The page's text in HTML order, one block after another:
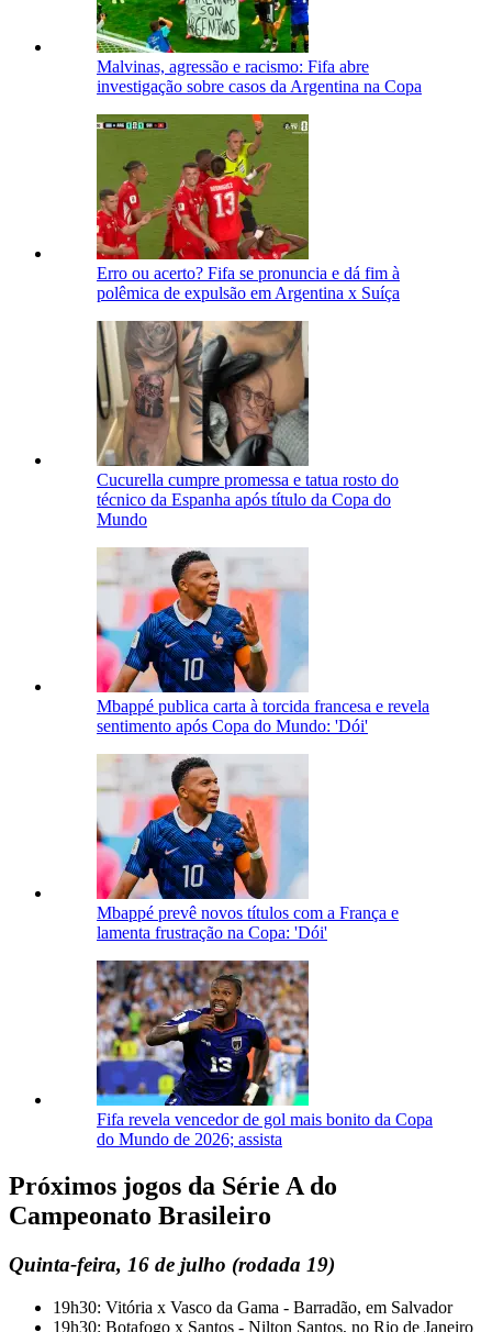
Malvinas, agressão e racismo: Fifa abre
investigação sobre casos da Argentina na Copa
Erro ou acerto? Fifa se pronuncia e dá fim à
polêmica de expulsão em Argentina x Suíça
Cucurella cumpre promessa e tatua rosto do
técnico da Espanha após título da Copa do
Mundo
Mbappé publica carta à torcida francesa e revela
sentimento após Copa do Mundo: 'Dói'
Mbappé prevê novos títulos com a França e
lamenta frustração na Copa: 'Dói'
Fifa revela vencedor de gol mais bonito da Copa
do Mundo de 2026; assista
Próximos jogos da Série A do
Campeonato Brasileiro
Quinta-feira, 16 de julho (rodada 19)
19h30: Vitória x Vasco da Gama - Barradão, em Salvador
19h30: Botafogo x Santos - Nilton Santos, no Rio de Janeiro